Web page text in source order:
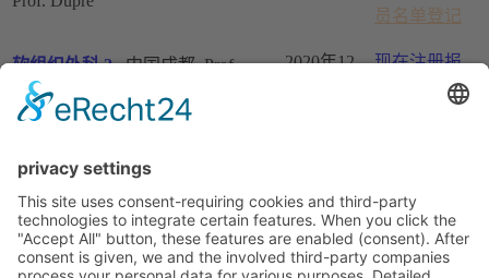
员名单登记
软组织外科 2, 中国成都, Prof.
Dupré
2020年12
现在注册报
ESAVS欧洲外科课程，请访问
ESAVS欧洲课程